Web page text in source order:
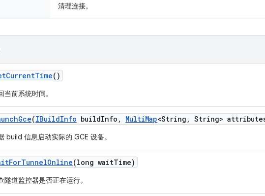
清理连接。
CurrentTime()
当前系统时间。
Gce(IBuildInfo buildInfo , MultiMap<String , String>
build 信息启动实际的 GCE 设备。
ForTunnelOnline(long waitTime)
隧道监控器是否正在运行。